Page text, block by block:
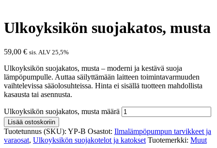
Ulkoyksikön suojakatos, musta
59,00 € sis. ALV 25,5%
Ulkoyksikön suojakatos, musta – moderni ja kestävä suoja
lämpöpumpulle. Auttaa säilyttämään laitteen toimintavarmuuden
vaihtelevissa sääolosuhteissa. Hinta ei sisällä tuotteen mahdollista
kasausta tai asennusta.
Ulkoyksikön suojakatos, musta määrä
Lisää ostoskoriin
Tuotetunnus (SKU): YP-B Osastot: Ilmalämpöpumpun tarvikkeet ja
varaosat, Ulkoyksikön suojakotelot ja katokset Tuotemerkki: Muut